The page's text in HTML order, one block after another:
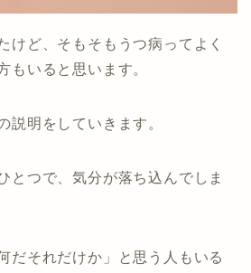
けど、そもそもうつ病ってよく
もいると思います。
説明をしていきます。
とつで、気分が落ち込んでしま
だそれだけか」と思う人もいる